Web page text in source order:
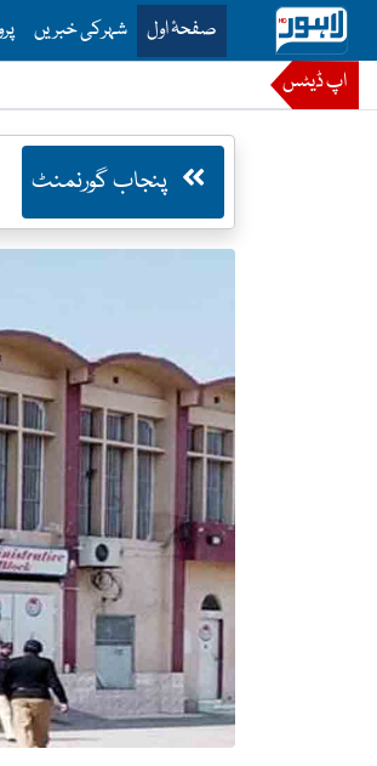
صفحۂ اولLahore News
شہرکی خبریں
اپ ڈیٹس
پنجاب گورنمنٹ